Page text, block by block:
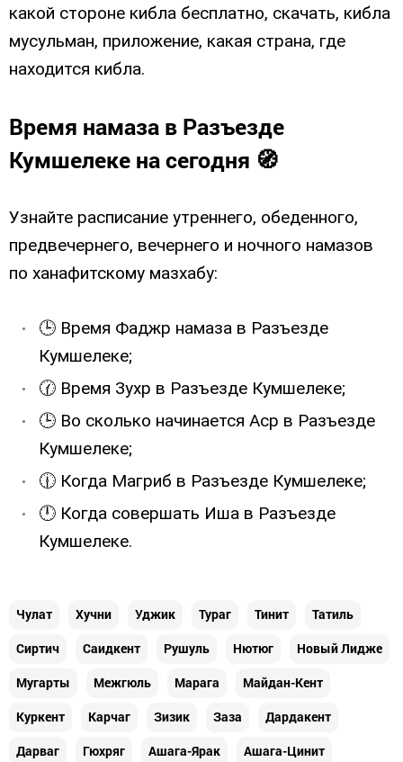
какой стороне кибла бесплатно, скачать, кибла
мусульман, приложение, какая страна, где
находится кибла.
Время намаза в Разъезде
Кумшелеке на сегодня 🧭
Узнайте расписание утреннего, обеденного,
предвечернего, вечернего и ночного намазов
по ханафитскому мазхабу:
🕒 Время Фаджр намаза в Разъезде
Кумшелеке;
🕜 Время Зухр в Разъезде Кумшелеке;
🕒 Во сколько начинается Аср в Разъезде
Кумшелеке;
🕧 Когда Магриб в Разъезде Кумшелеке;
🕛 Когда совершать Иша в Разъезде
Кумшелеке.
Чулат Хучни Уджик Тураг Тинит
Татиль
Сиртич
Саидкент Рушуль Нютюг
Новый Лидже
Мугарты
Межгюль Марага
Майдан-Кент
Куркент
Карчаг Зизик Заза
Дардакент
Дарваг
Гюхряг Ашага-Ярак Ашага-Цинит